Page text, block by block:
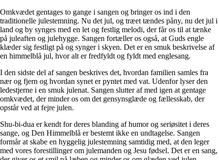
Omkvædet gentages to gange i sangen og bringer os ind i den
traditionelle julestemning. Nu det jul, og træet tændes påny, nu det jul i
land og by synges med en let og festlig melodi, der får os til at tænke
på juleaften og julehygge. Sangen fortæller os også, at Guds engle
klæder sig festligt på og synger i skyen. Det er en smuk beskrivelse af
en himmelblå jul, hvor alt er fredfyldt og fyldt med englesang.
I den sidste del af sangen beskrives det, hvordan familien samles fra
nær og fjern og hvordan synet er pyntet med vat. Udenfor lyser den
ledestjerne i en smuk julenat. Sangen slutter af med igen at gentage
omkvædet, der minder os om det gensynsglæde og fællesskab, der
opstår ved at fejre julen.
Shu-bi-dua er kendt for deres blanding af humor og seriøsitet i deres
sange, og Den Himmelblå er bestemt ikke en undtagelse. Sangen
formår at skabe en hyggelig julestemning samtidig med, at den leger
med vores forestillinger om julemanden og Jesu fødsel. Det er en sang,